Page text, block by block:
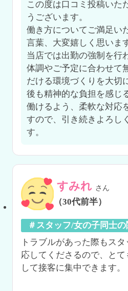
この度は口コミ投稿いた
うございます。
働き方についてご満足い
言葉、大変嬉しく思いま
当店では出勤の強制を行
体調やご予定に合わせて
だける環境づくりを大切
後も精神的な負担を感じ
働けるよう、柔軟な対応
すので、引き続きよろし
す。
すみれ さん
（30代前半）
＃スタッフ/女の子同士の
トラブルがあった際もス
応してくださるので、と
して接客に集中できます。